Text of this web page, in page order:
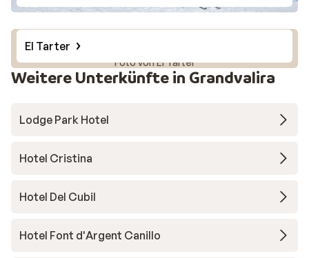
Foto von El Tarter
El Tarter
Weitere Unterkünfte in Grandvalira
Lodge Park Hotel
Hotel Cristina
Hotel Del Cubil
Hotel Font d'Argent Canillo